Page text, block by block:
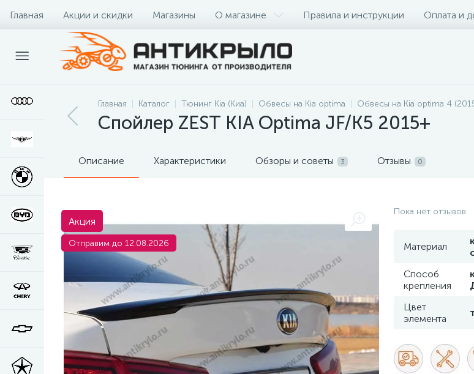
Главная Акции и скидки Магазины О магазине Правила и инструкции Оплата и
Главная Каталог Тюнинг Kia (Киа) Обвесы на Kia optima Обвесы на Kia optima 4
Спойлер ZEST KIA Optima JF/K5 2015+
Описание Характеристики Обзоры и советы 3 Отзывы 0
Акция
Отправим до 12.08.2026
Пока нет отзывов
Материал
Способ
крепления
Цвет
элемента